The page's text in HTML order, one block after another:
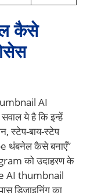
कैसे
AI
ये है कि इन्हें
स्टेप-बाय-स्टेप
थंबनेल कैसे बनाएँ”
को उदाहरण के
AI thumbnail
डिज़ाइनिंग का